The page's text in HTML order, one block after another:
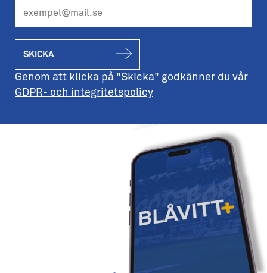
SKICKA
Genom att klicka på "Skicka" godkänner du vår
GDPR- och integritetspolicy